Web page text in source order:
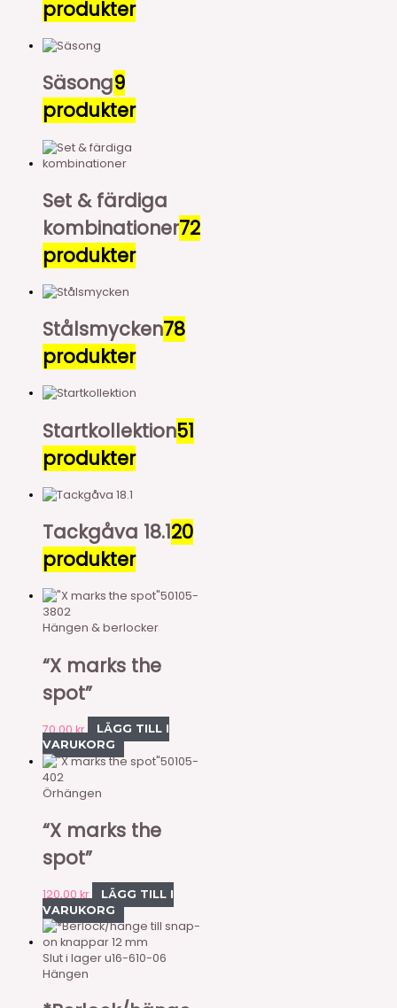
produkter
Säsong9
produkter
Set & färdiga
kombinationer72
produkter
Stålsmycken78
produkter
Startkollektion51
produkter
Tackgåva 18.120
produkter
50105-
3802
Hängen & berlocker
“X marks the
spot”
70,00kr
LÄGG TILL I
VARUKORG
50105-
402
Örhängen
“X marks the
spot”
120,00 kr
LÄGG TILL I
VARUKORG
Slut i lageru16-610-06
Hängen